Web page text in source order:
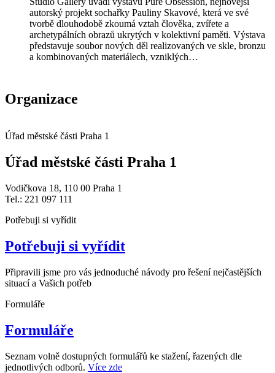
autorský projekt sochařky Pauliny Skavové, která ve své
tvorbě dlouhodobě zkoumá vztah člověka, zvířete a
archetypálních obrazů ukrytých v kolektivní paměti. Výstava
představuje soubor nových děl realizovaných ve skle, bronzu
a kombinovaných materiálech, vzniklých…
Organizace
Úřad městské části Praha 1
Úřad městské části Praha 1
Vodičkova 18, 110 00 Praha 1
Tel.: 221 097 111
Potřebuji si vyřídit
Potřebuji si vyřídit
Připravili jsme pro vás jednoduché návody pro řešení nejčastějších
situací a Vašich potřeb
Formuláře
Formuláře
Seznam volně dostupných formulářů ke stažení, řazených dle
jednotlivých odborů. Více zde